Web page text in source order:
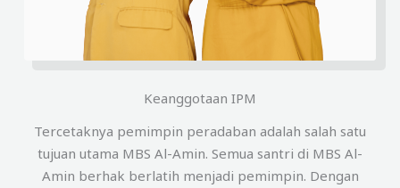
Keanggotaan IPM
Tercetaknya pemimpin peradaban adalah salah satu
tujuan utama MBS Al-Amin. Semua santri di MBS Al-
Amin berhak berlatih menjadi pemimpin. Dengan